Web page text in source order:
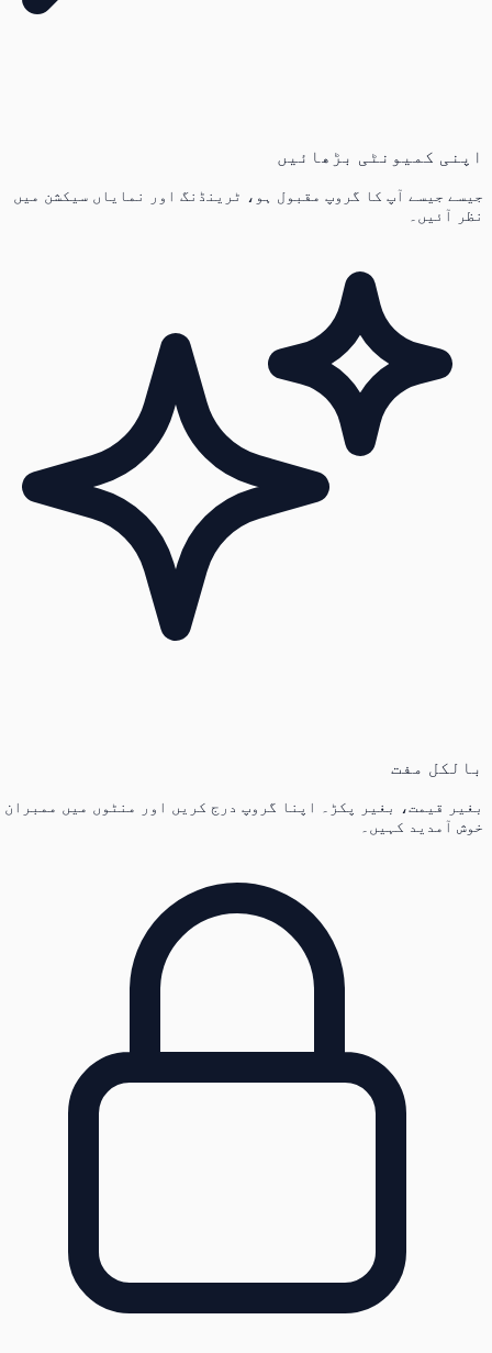
اپنی کمیونٹی بڑھائیں
جیسے جیسے آپ کا گروپ مقبول ہو، ٹرینڈنگ اور نمایاں سیکشن میں
نظر آئیں۔
بالکل مفت
بغیر قیمت، بغیر پکڑ۔ اپنا گروپ درج کریں اور منٹوں میں ممبران
خوش آمدید کہیں۔